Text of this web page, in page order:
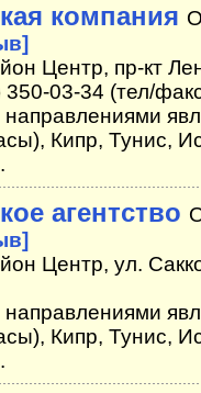
компания
Центр, пр-кт
03-34 (тел/
Кипр, Тунис,
агентство
Центр, ул.
Кипр, Тунис,